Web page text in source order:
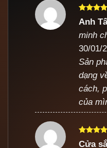
Được
sao
Anh
minh
30/01/
Sản
dạng
cách,
của
Được
Cửa